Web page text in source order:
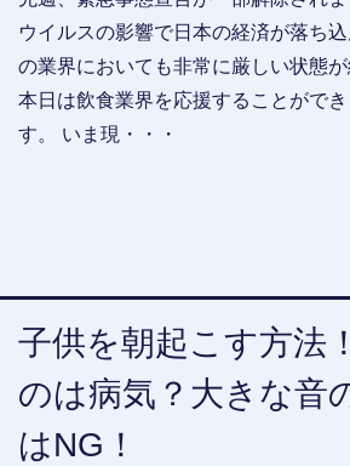
ウイルスの影響で日本の経済が落ち
の業界においても非常に厳しい状態が
本日は飲食業界を応援することがで
す。 いま現・・・
子供を朝起こす方法
のは病気？大きな音
はNG！